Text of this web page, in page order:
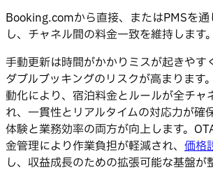
Booking.comから直接、またはPMSを
し、チャネル間の料金一致を維持します。
手動更新は時間がかかりミスが起きやす
ダブルブッキングのリスクが高まります
動化により、宿泊料金とルールが全チャ
れ、一貫性とリアルタイムの対応力が確
体験と業務効率の両方が向上します。
金管理により作業負担が軽減され、 価格
し、収益成長のための拡張可能な基盤が